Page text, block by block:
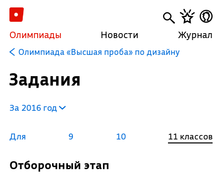
Олимпиады Новости Журнал
Олимпиада «Высшая проба» по дизайну
Задания
За 2016 год
Для 9 10 11 классов
Отборочный этап